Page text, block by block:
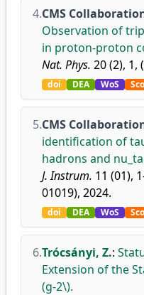
4.CMS
Observation of
in proton-proton
Nat. Phys. 20 (2), 1,
doi DEA WoS
5.CMS
identification of
hadrons and
J. Instrum. 11 (01),
01019), 2024.
doi DEA WoS
6.Trócsányi, Z.:
Extension of the
(g-2\).